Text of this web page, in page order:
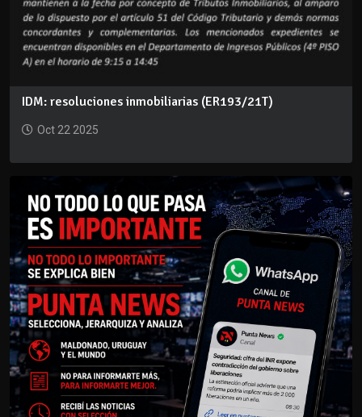
IDM: resoluciones inmobiliarias (ER193/21T)
Oct 22 2025